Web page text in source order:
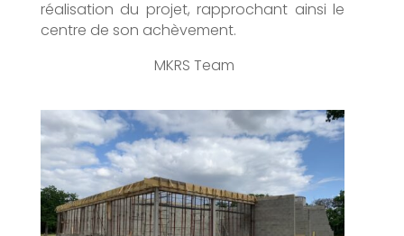
réalisation du projet, rapprochant ainsi le
centre de son achèvement.
MKRS Team